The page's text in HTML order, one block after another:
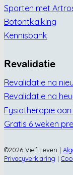
Sporten met
Botontkalking
Kennisbank
Revalidatie
Revalidatie na
Revalidatie na
Fysiotherapie aan
Gratis 6 weken
©2026 Vief Leven |
Privacyverklaring |